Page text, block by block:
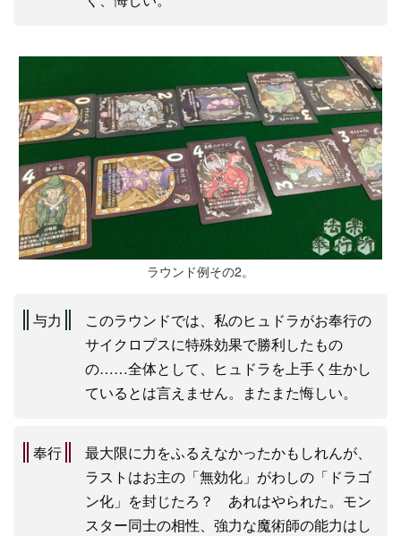
ラウンド例その2。
与力
このラウンドでは、私のヒュドラがお奉行の
サイクロプスに特殊効果で勝利したもの
の……全体として、ヒュドラを上手く生かし
ているとは言えません。またまた悔しい。
奉行
最大限に力をふるえなかったかもしれんが、
ラストはお主の「無効化」がわしの「ドラゴ
ン化」を封じたろ？ あれはやられた。モン
スター同士の相性、強力な魔術師の能力はし